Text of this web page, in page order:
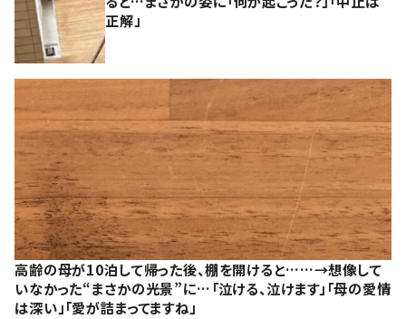
正解」
高齢の母が10泊して帰った後、棚を開けると……→想像して
いなかった“まさかの光景”に…「泣ける、泣けます」「母の愛情
は深い」「愛が詰まってますね」